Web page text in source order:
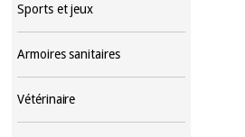
Sports et jeux
Armoires sanitaires
Vétérinaire